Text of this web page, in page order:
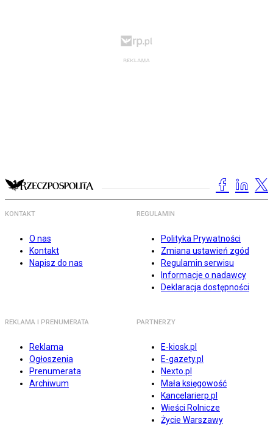
KONTAKT
O nas
Kontakt
Napisz do nas
REGULAMIN
Polityka Prywatności
Zmiana ustawień zgód
Regulamin serwisu
Informacje o nadawcy
Deklaracja dostępności
REKLAMA I PRENUMERATA
Reklama
Ogłoszenia
Prenumerata
Archiwum
PARTNERZY
E-kiosk.pl
E-gazety.pl
Nexto.pl
Mała księgowość
Kancelarierp.pl
Wieści Rolnicze
Życie Warszawy